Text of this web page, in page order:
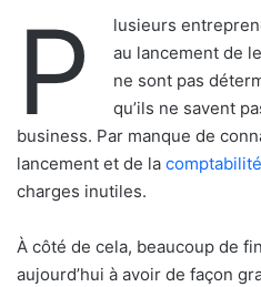
P
lusieurs
au lancement de
ne sont pas
qu’ils ne savent
business. Par manque de
lancement et de la comptabilité
charges inutiles.
À côté de cela, beaucoup de
aujourd’hui à avoir de façon